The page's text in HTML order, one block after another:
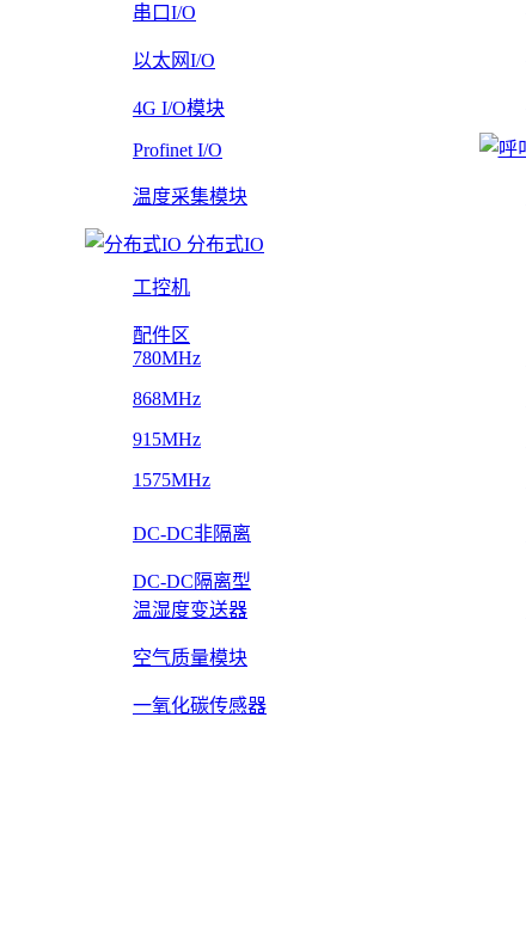
串口I/O
以太网I/O
4G I/O模块
Profinet I/O
温度采集模块
分布式IO
工控机
配件区
780MHz
868MHz
915MHz
1575MHz
DC-DC非隔离
DC-DC隔离型
温湿度变送器
空气质量模块
一氧化碳传感器